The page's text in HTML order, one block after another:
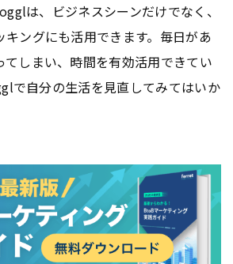
は、ビジネスシーンだけでなく、
キングにも活用できます。毎日があ
てしまい、時間を有効活用できてい
で自分の生活を見直してみてはいか